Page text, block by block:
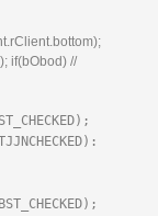
if(bObod) //